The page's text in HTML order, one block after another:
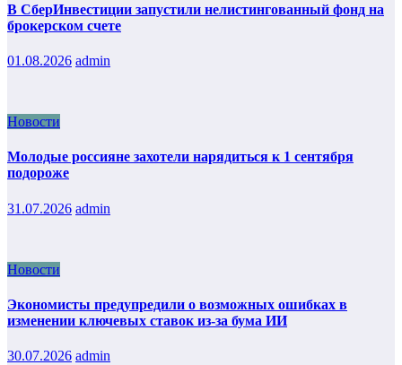
В СберИнвестиции запустили нелистингованный фонд на
брокерском счете
01.08.2026 admin
Новости
Молодые россияне захотели нарядиться к 1 сентября
подороже
31.07.2026 admin
Новости
Экономисты предупредили о возможных ошибках в
изменении ключевых ставок из-за бума ИИ
30.07.2026 admin